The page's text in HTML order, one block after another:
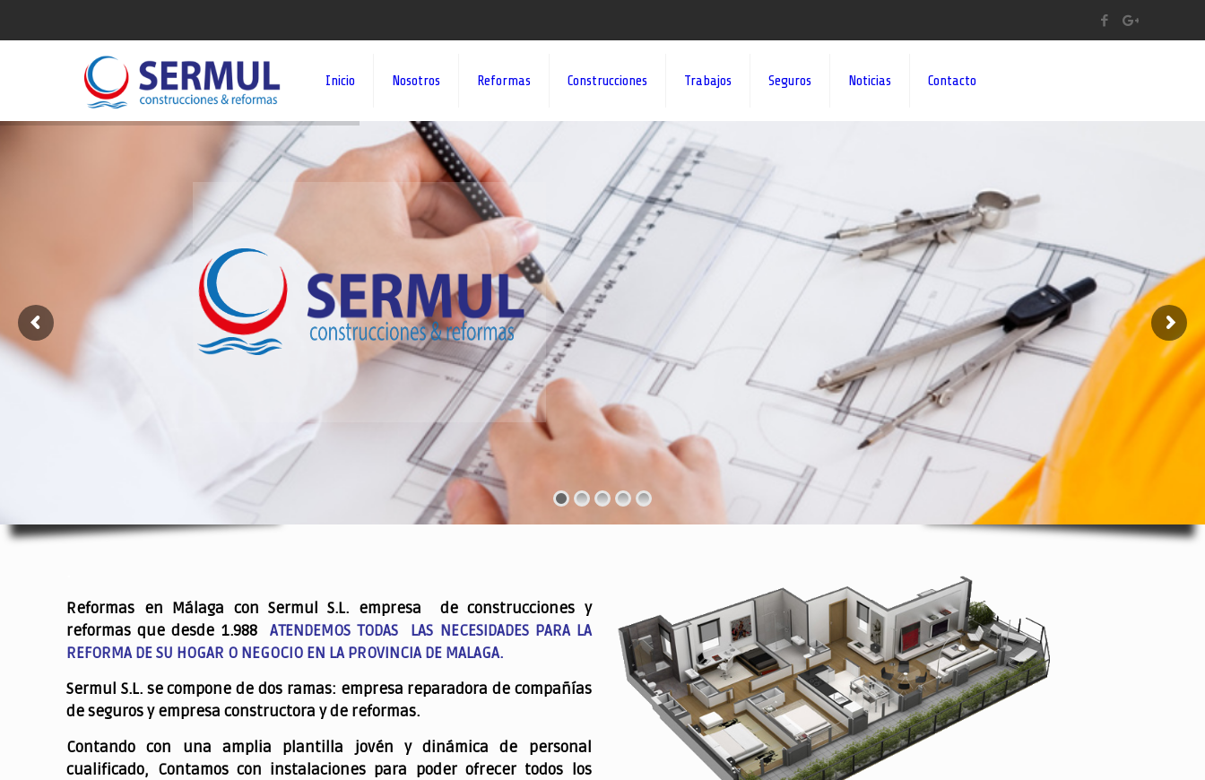
Inicio Nosotros Reformas Construcciones Trabajos Seguros Noticias Contacto
¡¡DAMOS VIDA A SUS IDEAS¡¡
Reformas en Málaga con Sermul S.L. empresa de construcciones y
reformas que desde 1.988 ATENDEMOS TODAS LAS NECESIDADES PARA LA
REFORMA DE SU HOGAR O NEGOCIO EN LA PROVINCIA DE MALAGA.
Sermul S.L. se compone de dos ramas: empresa reparadora de compañías
de seguros y empresa constructora y de reformas.
Contando con una amplia plantilla jovén y dinámica de personal
cualificado, Contamos con instalaciones para poder ofrecer todos los